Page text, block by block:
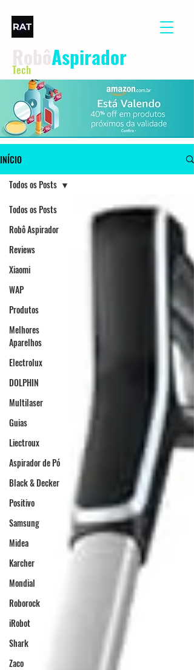
Aspirador
Tech
INÍCIO
Todos os Posts
Robô Aspirador
Reviews
Xiaomi
WAP
Produtos
Melhores
Aparelhos
Electrolux
DOLPHIN
Multilaser
Guias
Liectroux
Aspirador de Pó
Black & Decker
Positivo
Samsung
Midea
Karcher
Mondial
Roborock
iRobot
Shark
Zaco
Todos os Posts